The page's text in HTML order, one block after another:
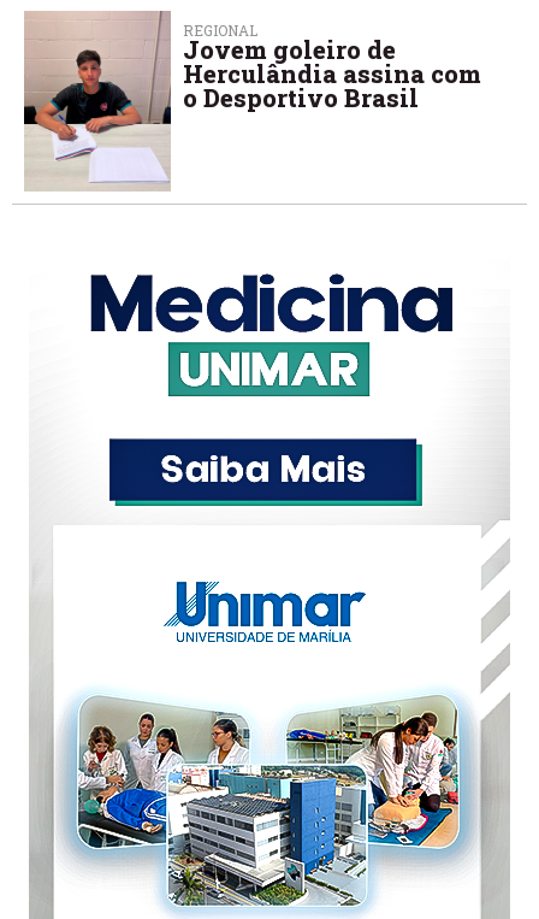
REGIONAL
Jovem goleiro de
Herculândia assina com
o Desportivo Brasil